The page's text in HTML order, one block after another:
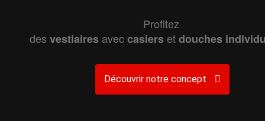
Profitez
des vestiaires aveccasiers etdouches
Découvrir notre concept